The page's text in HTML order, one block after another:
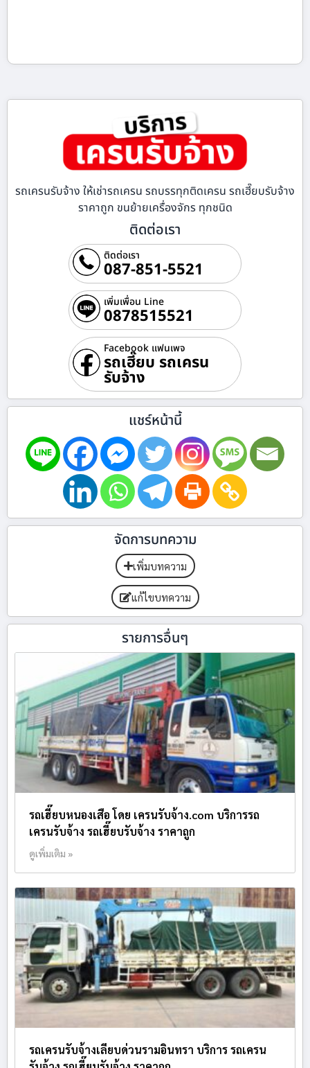
รถเครนรับจ้าง ให้เช่ารถเครน รถบรรทุกติดเครน รถเฮี๊ยบรับจ้าง
ราคาถูก ขนย้ายเครื่องจักร ทุกชนิด
ติดต่อเรา
ติดต่อเรา
087-851-5521
เพิ่มเพื่อน Line
0878515521
Facebook แฟนเพจ
รถเฮี๊ยบ รถเครน
รับจ้าง
แชร์หน้านี้
จัดการบทความ
เพิ่มบทความ
แก้ไขบทความ
รายการอื่นๆ
รถเฮี๊ยบหนองเสือ โดย เครนรับจ้าง.com บริการรถ
เครนรับจ้าง รถเฮี๊ยบรับจ้าง ราคาถูก
ดูเพิ่มเติม »
รถเครนรับจ้างเลียบด่วนรามอินทรา บริการ รถเครน